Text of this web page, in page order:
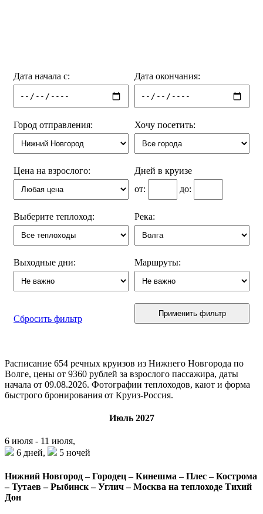
Дата начала с: Дата окончания:
Город отправления: Хочу посетить:
Цена на взрослого:
Дней в круизе
от:
до:
Выберите теплоход: Река:
Выходные дни: Маршруты:
Сбросить фильтр
Применить фильтр
Расписание 654 речных круизов из Нижнего Новгорода по
Волге, цены от 9360 рублей за взрослого пассажира, даты
начала от 09.08.2026. Фотографии теплоходов, кают и форма
быстрого бронирования от Круиз-Россия.
Июль 2027
6 июля - 11 июля,
6 дней,
5 ночей
Нижний Новгород – Городец – Кинешма – Плес – Кострома
– Тутаев – Рыбинск – Углич – Москва на теплоходе Тихий
Дон